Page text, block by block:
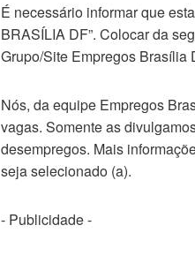
É necessário informar que
BRASÍLIA DF”. Colocar da
Grupo/Site Empregos Brasília
Nós, da equipe Empregos
vagas. Somente as
desempregos. Mais
seja selecionado (a).
- Publicidade -